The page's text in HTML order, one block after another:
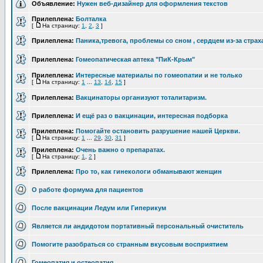
Объявление: Нужен веб-дизайнер для оформления текстов
Прилеплена: Болталка
[ На страницу: 1 2 3 ]
Прилеплена: Паника,тревога, проблемы со сном , сердцем из-за
Прилеплена: Гомеопатическая аптека "ПиК-Крым"
Прилеплена: Интересные материалы по гомеопатии и не только
[ На страницу: 1 13 14 15 ]
Прилеплена: Вакцинаторы организуют тоталитаризм.
Прилеплена: И ещё раз о вакцинации, интересная подборка
Прилеплена: Помогайте остановить разрушение нашей Церкви.
[ На страницу: 1 29 30 31 ]
Прилеплена: Очень важно о препаратах.
[ На страницу: 1 2 ]
Прилеплена: Про то, как гинекологи обманывают женщин
О работе формума для пациентов
После вакцинации Ледум или Гиперикум
Является ли андидотом портативный персональный очиститель
Помогите разобраться со странным вкусовым восприятием